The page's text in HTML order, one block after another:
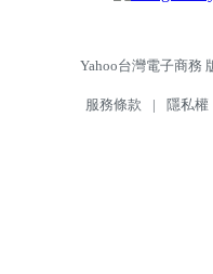
Yahoo台灣電子商務
服務條款 | 隱私權